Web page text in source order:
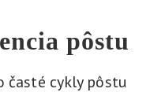
pôstu
časté cykly pôstu